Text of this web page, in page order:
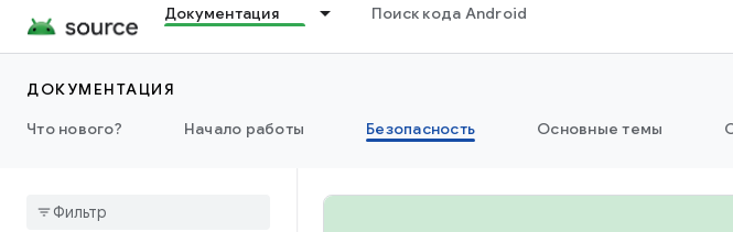
Документация Поиск кода Android
ДОКУМЕНТАЦИЯ
Что нового?
Начало работы Безопасность Основные темы